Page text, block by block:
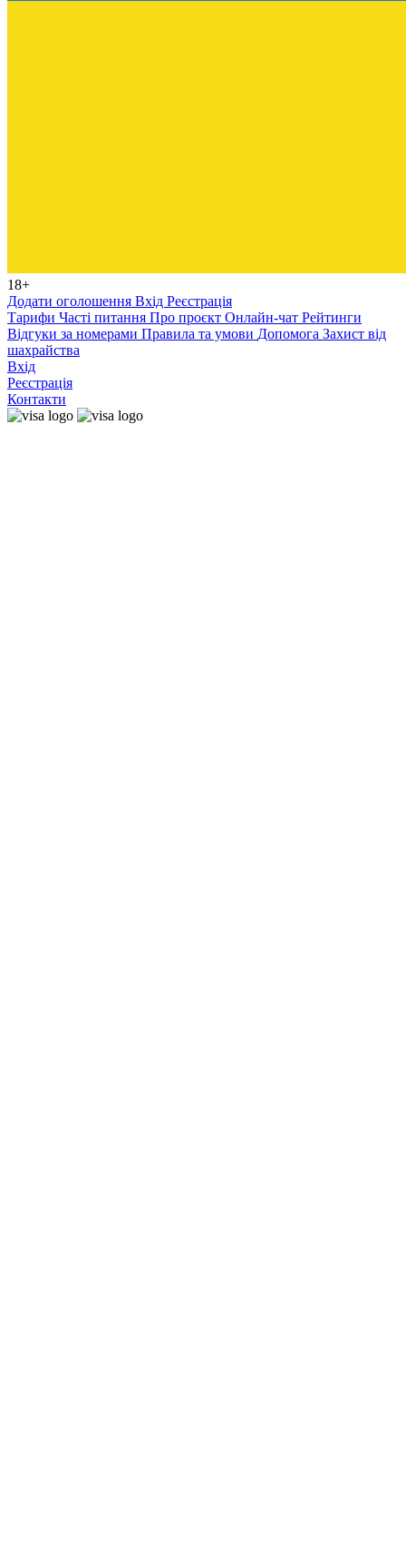
18+
Додати оголошення Вхід Реєстрація
Тарифи Часті питання Про проєкт Онлайн-чат Рейтинги
Відгуки за номерами Правила та умови Допомога Захист від
шахрайства
Вхід
Реєстрація
Контакти